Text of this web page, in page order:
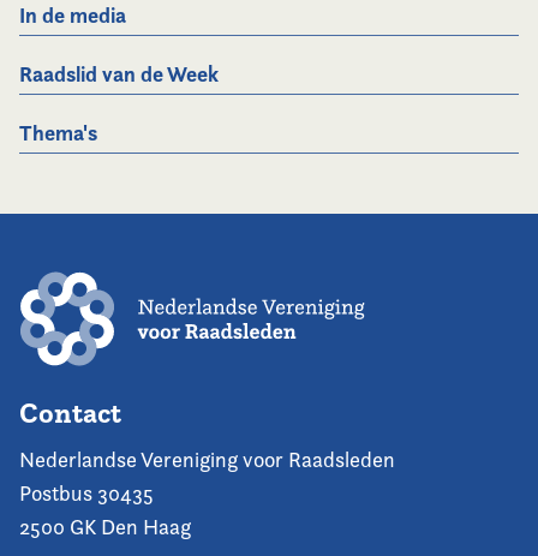
In de media
Raadslid van de Week
Thema's
Contact
Nederlandse Vereniging voor Raadsleden
Postbus 30435
2500 GK Den Haag